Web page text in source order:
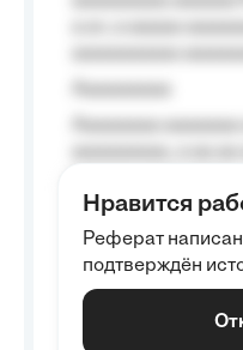
Aaaaaaaaa
Aaaaaaaaaa aa
aaaaaaaaaa aaa, a
aaaaaa a aaaaaa.
Aaaaaa-
Нравится
Реферат
подтверждён